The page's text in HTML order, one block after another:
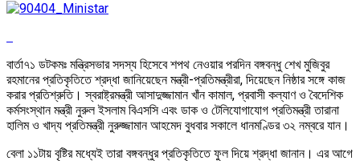
বার্তা৭১ ডটকমঃ মন্ত্রিসভার সদস্য হিসেবে শপথ নেওয়ার পরদিন বঙ্গবন্ধু শেখ মুজিবুর
রহমানের প্রতিকৃতিতে শ্রদ্ধা জানিয়েছেন মন্ত্রী-প্রতিমন্ত্রীরা, দিয়েছেন নিষ্ঠার সঙ্গে কাজ
করার প্রতিশ্রুতি। স্বরাষ্ট্রমন্ত্রী আসাদুজ্জামান খাঁন কামাল, প্রবাসী কল্যাণ ও বৈদেশিক
কর্মসংস্থান মন্ত্রী নুরুল ইসলাম বিএসসি এবং ডাক ও টেলিযোগাযোগ প্রতিমন্ত্রী তারানা
হালিম ও খাদ্য প্রতিমন্ত্রী নুরুজ্জামান আহমেদ বুধবার সকালে ধানমণ্ডির ৩২ নম্বরে যান।
বেলা ১১টায় বৃষ্টির মধ্যেই তারা বঙ্গবন্ধুর প্রতিকৃতিতে ফুল দিয়ে শ্রদ্ধা জানান। এর আগে